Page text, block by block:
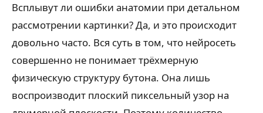
Всплывут ли ошибки анатомии при детальном
рассмотрении картинки? Да, и это происходит
довольно часто. Вся суть в том, что нейросеть
совершенно не понимает трёхмерную
физическую структуру бутона. Она лишь
воспроизводит плоский пиксельный узор на